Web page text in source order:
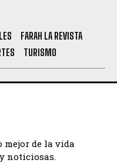
FARAH LA REVISTA
TURISMO
mejor de la vida
noticiosas.